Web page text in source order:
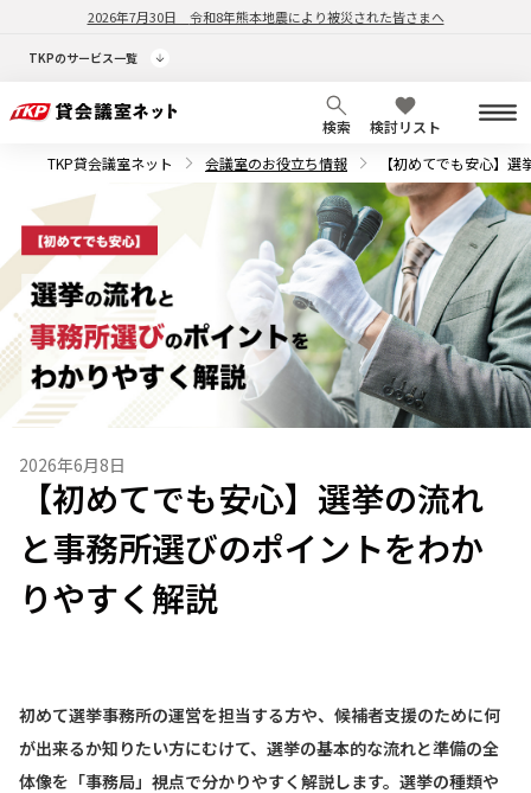
2026年7月30日 令和8年熊本地震により被災された皆さまへ
TKPのサービス一覧
検索
検討リスト
TKP貸会議室ネット
会議室のお役立ち情報 【初めてでも安心】
2026年6月8日
【初めてでも安心】選挙の流れ
と事務所選びのポイントをわか
りやすく解説
初めて選挙事務所の運営を担当する方や、候補者支援のために何
が出来るか知りたい方にむけて、選挙の基本的な流れと準備の全
体像を「事務局」視点で分かりやすく解説します。選挙の種類や